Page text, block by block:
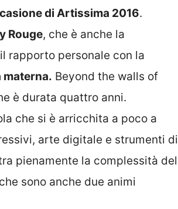
di Artissima 2016.
Rouge, che è anche la
rapporto personale con la
materna. Beyond the walls of
è durata quattro anni.
che si è arricchita a poco a
arte digitale e strumenti di
pienamente la complessità del
sono anche due animi